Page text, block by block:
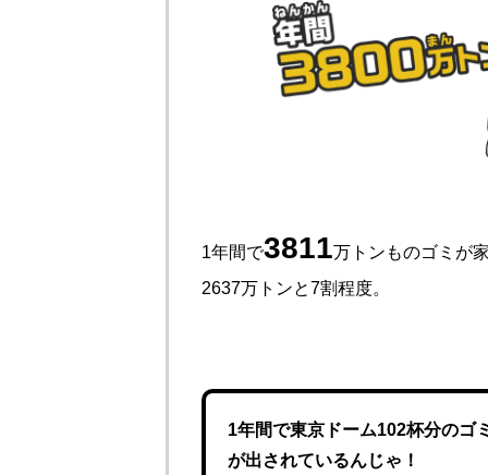
1年間で3811万トンものゴミが
2637万トンと7割程度。
1年間で東京ドーム102杯分のゴ
が出されているんじゃ！